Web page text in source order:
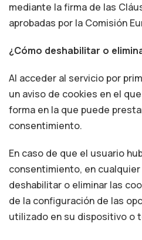
mediante la firma de las
aprobadas por la Comisión
¿Cómo deshabilitar o
Al acceder al servicio por
un aviso de cookies en el
forma en la que puede
consentimiento.
En caso de que el usuario
consentimiento, en
deshabilitar o eliminar las
de la configuración de las
utilizado en su dispositivo o